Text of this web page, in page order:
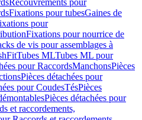
Recouvrements pour
Fixations pour tubesGaines de
pour
Fixations pour nourrice de
de vis pour assemblages à
Tubes MLTubes ML pour
pour RaccordsManchonsPièces
Pièces détachées pour
pour CoudesTésPièces
Pièces détachées pour
et raccordements,